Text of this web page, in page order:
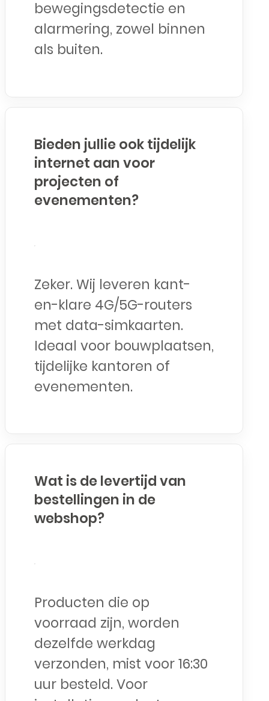
bewegingsdetectie en
alarmering, zowel binnen
als buiten.
Bieden jullie ook tijdelijk
internet aan voor
projecten of
evenementen?
Zeker. Wij leveren kant-
en-klare 4G/5G-routers
met data-simkaarten.
Ideaal voor bouwplaatsen,
tijdelijke kantoren of
evenementen.
Wat is de levertijd van
bestellingen in de
webshop?
Producten die op
voorraad zijn, worden
dezelfde werkdag
verzonden, mist voor 16:30
uur besteld. Voor